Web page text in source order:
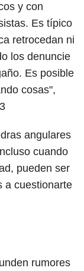
y con
Es típico
retrocedan ni
los denuncie
Es posible
cosas",
3
angulares
cuando
pueden ser
a cuestionarte
rumores